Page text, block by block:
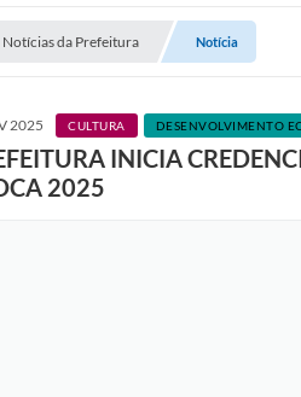
Notícias da Prefeitura Notícia
2025 CULTURA DESENVOLVIMENTO
INICIA
2025